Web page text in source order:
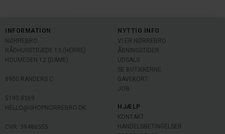
INFORMATION
NØRREBRO
RÅDHUSSTRÆDE 13 (HERRE)
HOUMEDEN 12 (DAME)
8900 RANDERS C
5193 8369
HELLO@SHOPNORREBRO.DK
CVR: 39486555
NYTTIG INFO
VI ER NØRREBRO
ÅBNINGSTIDER
UDSALG
SE BUTIKKERNE
GAVEKORT
JOB
HJÆLP
KONTAKT
HANDELSBETINGELSER